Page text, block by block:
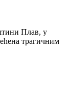
Плав, у
трагичним